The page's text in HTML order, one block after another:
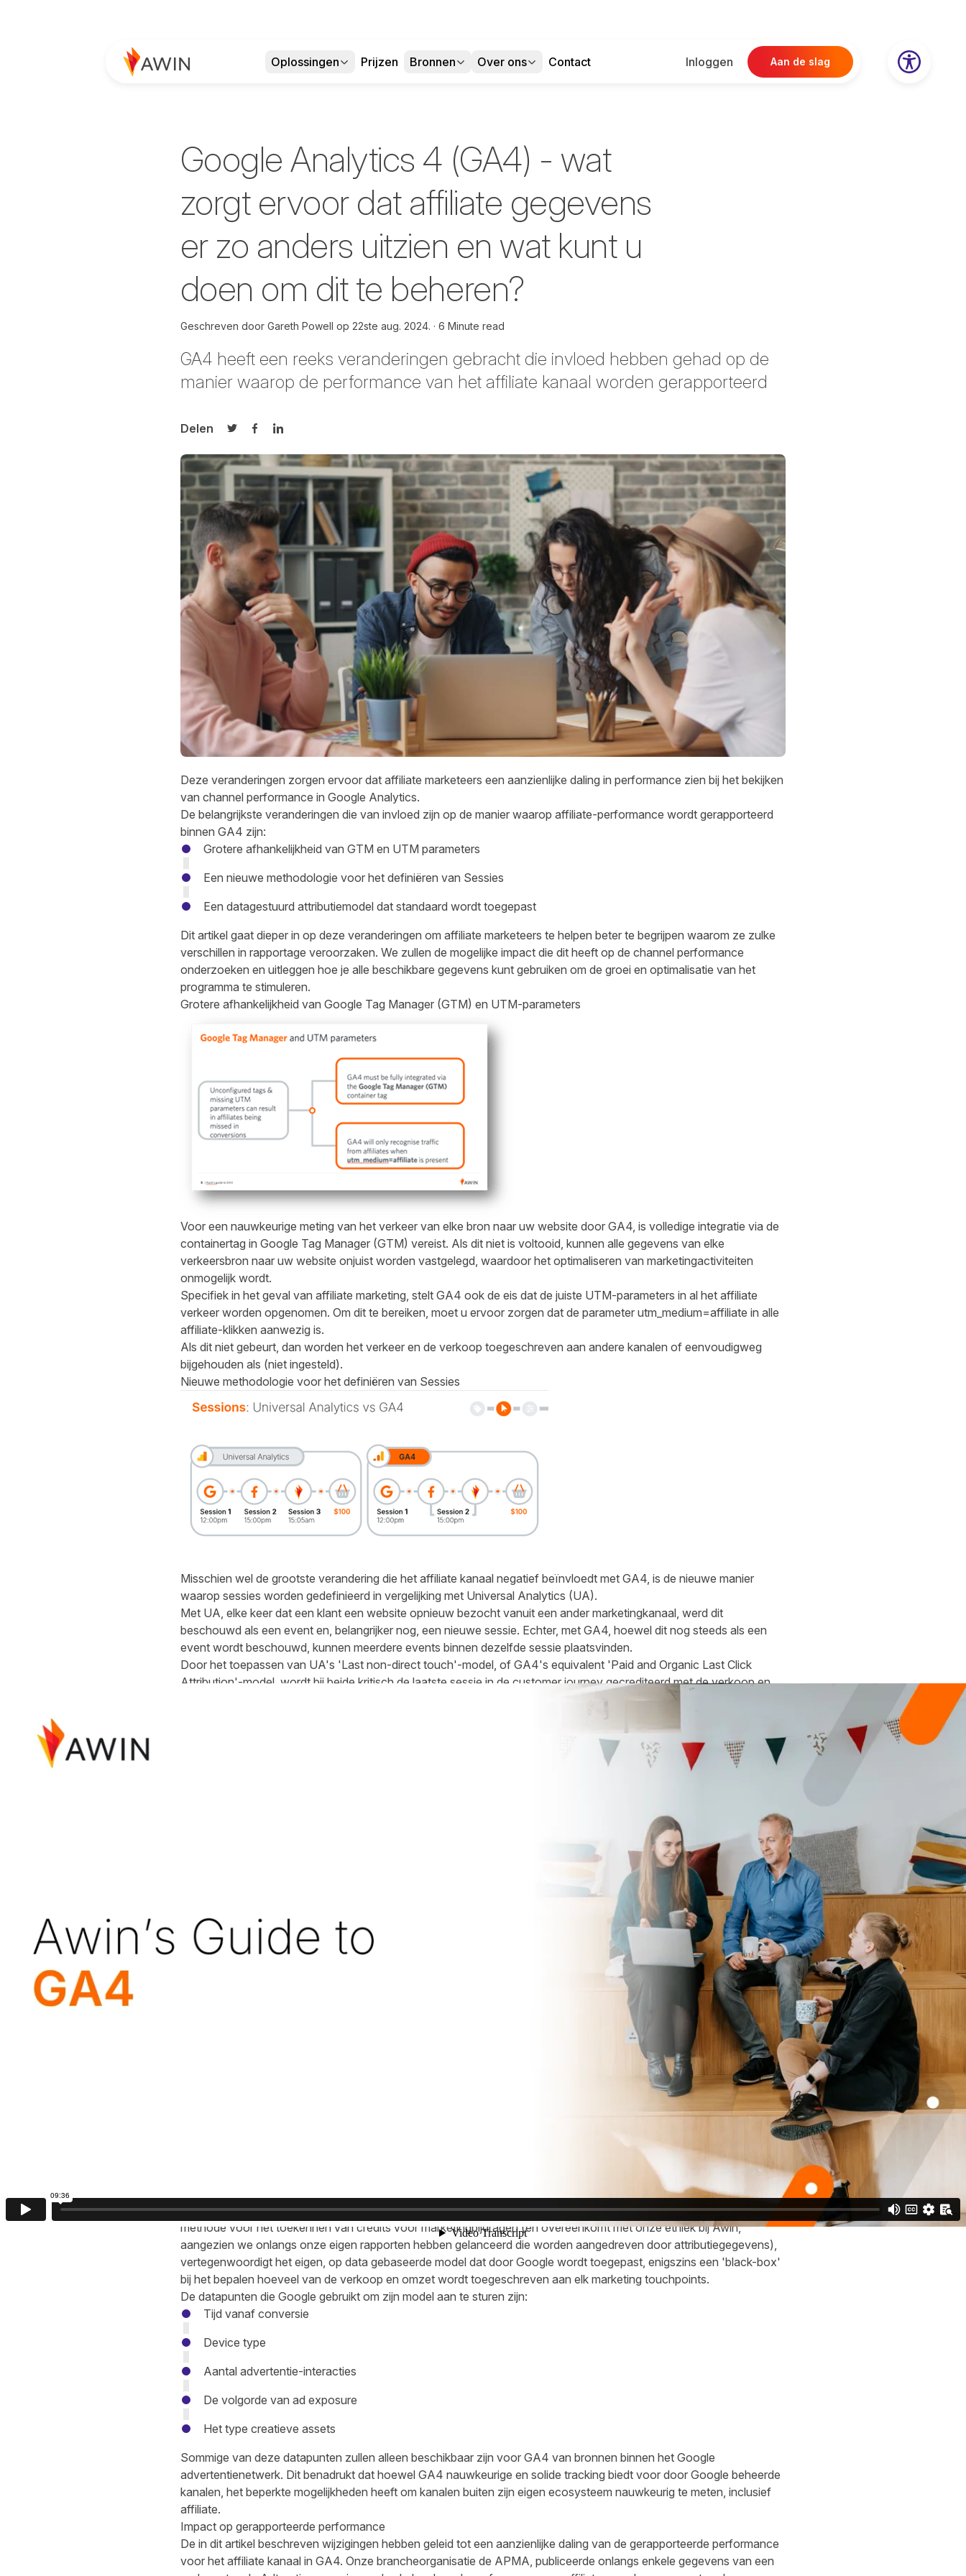
Oplossingen Prijzen Bronnen Over ons Contact Inloggen Aan de slag
Google Analytics 4 (GA4) - wat
zorgt ervoor dat affiliate gegevens
er zo anders uitzien en wat kunt u
doen om dit te beheren?
Geschreven door Gareth Powell op 22ste aug. 2024. 6 Minute read
GA4 heeft een reeks veranderingen gebracht die invloed hebben gehad op de
manier waarop de performance van het affiliate kanaal worden gerapporteerd
Delen
Delen op Twitter
Delen op Facebook
Delen op LinkedIn
Deze veranderingen zorgen ervoor dat affiliate marketeers een aanzienlijke daling in performance zien bij het bekijken
van channel performance in Google Analytics.
De belangrijkste veranderingen die van invloed zijn op de manier waarop affiliate-performance wordt gerapporteerd
binnen GA4 zijn:
Grotere afhankelijkheid van GTM en UTM parameters
Een nieuwe methodologie voor het definiëren van Sessies
Een datagestuurd attributiemodel dat standaard wordt toegepast
Dit artikel gaat dieper in op deze veranderingen om affiliate marketeers te helpen beter te begrijpen waarom ze zulke
verschillen in rapportage veroorzaken. We zullen de mogelijke impact die dit heeft op de channel performance
onderzoeken en uitleggen hoe je alle beschikbare gegevens kunt gebruiken om de groei en optimalisatie van het
programma te stimuleren.
Grotere afhankelijkheid van Google Tag Manager (GTM) en UTM-parameters
Voor een nauwkeurige meting van het verkeer van elke bron naar uw website door GA4, is volledige integratie via de
containertag in Google Tag Manager (GTM) vereist. Als dit niet is voltooid, kunnen alle gegevens van elke
verkeersbron naar uw website onjuist worden vastgelegd, waardoor het optimaliseren van marketingactiviteiten
onmogelijk wordt.
Specifiek in het geval van affiliate marketing, stelt GA4 ook de eis dat de juiste UTM-parameters in al het affiliate
verkeer worden opgenomen. Om dit te bereiken, moet u ervoor zorgen dat de parameter utm_medium=affiliate in alle
affiliate-klikken aanwezig is.
Als dit niet gebeurt, dan worden het verkeer en de verkoop toegeschreven aan andere kanalen of eenvoudigweg
bijgehouden als (niet ingesteld).
Nieuwe methodologie voor het definiëren van Sessies
Misschien wel de grootste verandering die het affiliate kanaal negatief beïnvloedt met GA4, is de nieuwe manier
waarop sessies worden gedefinieerd in vergelijking met Universal Analytics (UA).
Met UA, elke keer dat een klant een website opnieuw bezocht vanuit een ander marketingkanaal, werd dit
beschouwd als een event en, belangrijker nog, een nieuwe sessie. Echter, met GA4, hoewel dit nog steeds als een
event wordt beschouwd, kunnen meerdere events binnen dezelfde sessie plaatsvinden.
Door het toepassen van UA's 'Last non-direct touch'-model, of GA4's equivalent 'Paid and Organic Last Click
Attribution'-model, wordt bij beide kritisch de laatste sessie in de customer journey gecrediteerd met de verkoop en
Als gevolg van deze nieuwe wijziging in de definitie van een Sessie, wordt binnen GA4 vaak het laatste affiliate
touchpoint niet als de laatste sessie beschouwd. Daardoor wordt de verkoop toegewezen aan de vorige klik van een
Dit resulteert in het feit dat veel affiliate managers een aanzienlijke under-reporting van publishers in GA4 opmerken,
In UA was het standaardmodel voor het toekennen van verkopen en inkomsten 'Last non-direct touch'. Dit
betekende dat de laatste klik, afgezien van een directe klik op de site, 100% van de verkoop en inkomsten kreeg
GA4 heeft dit model standaard veranderd in een datagestuurd attributiemodel. Dit verschilt aanzienlijk van UA omdat
nu alle marketing touchpoints die betrokken zijn bij de customer journey worden gecrediteerd met een deel van de
verkoop en omzet, waarbij het algoritme van Google bepaalt hoeveel krediet aan elk respectievelijk touchpoint wordt
eerder in het verkoopproces verschijnen, krijgen nu credits waar ze dat voorheen niet kregen, maar degenen die bij de
laatste klik betrokken zijn, delen nu een deel van de verkoop en inkomsten waar ze voorheen de volledige credits
zouden hebben ontvangen. Daarom zal een affiliate programma dat voornamelijk gericht is op het einde van het
Hoewel de overgang naar een attributiemodel doorgaans wordt beschouwd als een eerlijkere en nauwkeurigere
methode voor het toekennen van credits voor marketingbijdragen (en overeenkomt met onze ethiek bij Awin,
aangezien we onlangs onze eigen rapporten hebben gelanceerd die worden aangedreven door attributiegegevens),
vertegenwoordigt het eigen, op data gebaseerde model dat door Google wordt toegepast, enigszins een 'black-box'
bij het bepalen hoeveel van de verkoop en omzet wordt toegeschreven aan elk marketing touchpoints.
De datapunten die Google gebruikt om zijn model aan te sturen zijn:
Tijd vanaf conversie
Device type
Aantal advertentie-interacties
De volgorde van ad exposure
Het type creatieve assets
Sommige van deze datapunten zullen alleen beschikbaar zijn voor GA4 van bronnen binnen het Google
advertentienetwerk. Dit benadrukt dat hoewel GA4 nauwkeurige en solide tracking biedt voor door Google beheerde
kanalen, het beperkte mogelijkheden heeft om kanalen buiten zijn eigen ecosysteem nauwkeurig te meten, inclusief
affiliate.
Impact op gerapporteerde performance
De in dit artikel beschreven wijzigingen hebben geleid tot een aanzienlijke daling van de gerapporteerde performance
voor het affiliate kanaal in GA4. Onze brancheorganisatie de APMA, publiceerde onlangs enkele gegevens van een